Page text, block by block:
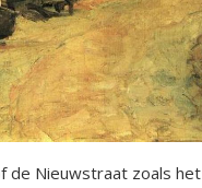
de Nieuwstraat zoals het